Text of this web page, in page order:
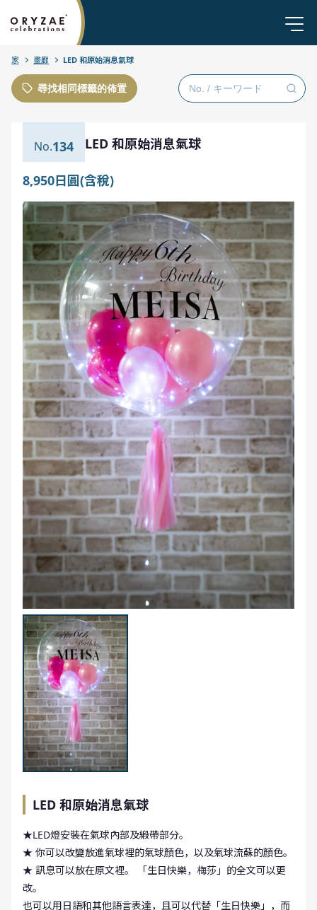
家 畫廊 LED 和原始消息氣球
尋找相同標籤的佈置
134 LED 和原始消息氣球
8,950日圓(含稅)
LED 和原始消息氣球
★LED燈安裝在氣球內部及緞帶部分。
★ 你可以改變放進氣球裡的氣球顏色，以及氣球流蘇的顏色。
★ 訊息可以放在原文裡。 「生日快樂，梅莎」的全文可以更
改。
也可以用日語和其他語言表達，且可以代替「生日快樂」，而